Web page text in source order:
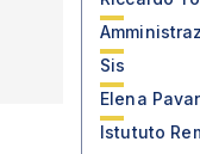
Sis
Elena
Istututo